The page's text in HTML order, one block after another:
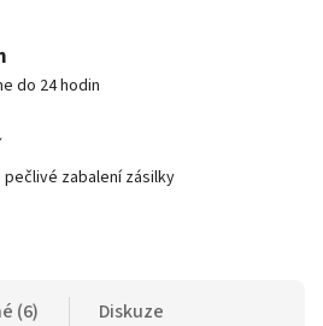
do 24 hodin
pečlivé zabalení zásilky
(6) Diskuze